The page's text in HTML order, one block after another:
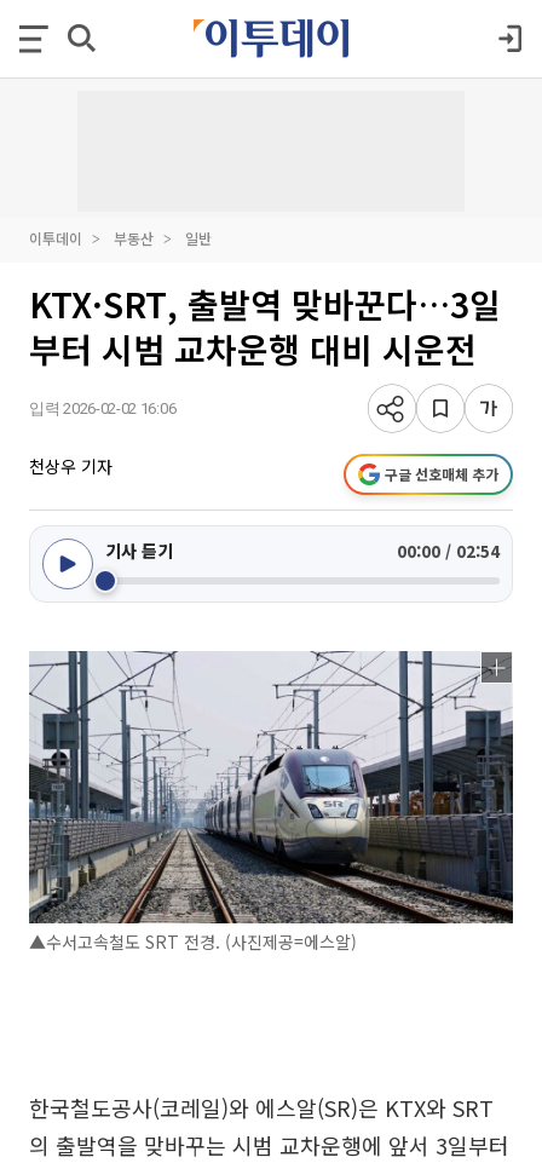
이투데이 부동산 일반
KTX·SRT, 출발역 맞바꾼다…3일
부터 시범 교차운행 대비 시운전
입력 2026-02-02 16:06
천상우 기자 구글 선호매체 추가
기사 듣기 00:00 / 02:54
▲수서고속철도 SRT 전경. (사진제공=에스알)
한국철도공사(코레일)와 에스알(SR)은 KTX와 SRT
의 출발역을 맞바꾸는 시범 교차운행에 앞서 3일부터